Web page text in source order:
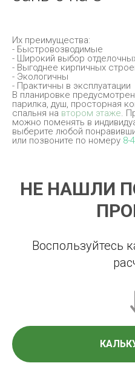
Их преимущества:
- Быстровозводимые
- Широкий выбор
- Выгоднее кирпичных
- Экологичны
- Практичны в эксплуатации
В планировке
парилка, душ, просторная
спальня на втором этаже.
можно поменять в
выберите любой
или позвоните по номеру 8-
НЕ НАШЛИ
Воспользуйтесь